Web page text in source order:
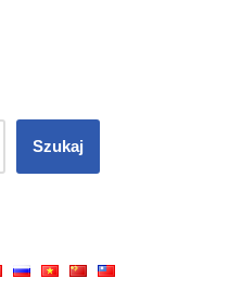
Szukaj